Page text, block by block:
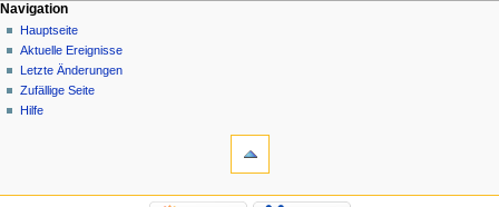
Navigation
Hauptseite
Aktuelle Ereignisse
Letzte Änderungen
Zufällige Seite
Hilfe